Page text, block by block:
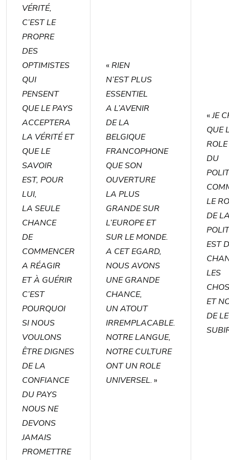
VÉRITÉ,
C’EST LE
PROPRE
DES
OPTIMISTES
QUI
PENSENT
QUE LE PAYS
ACCEPTERA
LA VÉRITÉ ET
QUE LE
SAVOIR
EST, POUR
LUI,
LA SEULE
CHANCE
DE
COMMENCER
A RÉAGIR
ET À GUÉRIR
C’EST
POURQUOI
SI NOUS
VOULONS
ÊTRE DIGNES
DE LA
CONFIANCE
DU PAYS
NOUS NE
DEVONS
JAMAIS
PROMETTRE
«RIEN
N’EST PLUS
ESSENTIEL
A L’AVENIR
DE LA
BELGIQUE
FRANCOPHONE
QUE SON
OUVERTURE
LA PLUS
GRANDE SUR
L’EUROPE ET
SUR LE MONDE.
A CET EGARD,
NOUS AVONS
UNE GRANDE
CHANCE,
UN ATOUT
IRREMPLACABLE.
NOTRE LANGUE,
NOTRE CULTURE
ONT UN ROLE
UNIVERSEL. »
«JE
QUE
ROLE
DU
LE
DE
EST
LES
ET
DE